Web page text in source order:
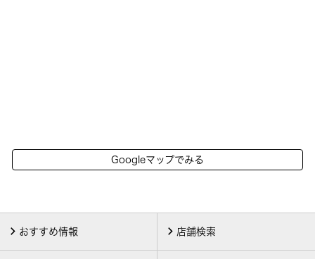
Googleマップでみる
おすすめ情報 店舗検索